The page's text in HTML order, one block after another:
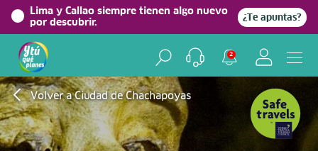
Lima y Callao siempre tienen algo nuevo
por descubrir.
¿Te apuntas?
2
Volver a Ciudad de Chachapoyas